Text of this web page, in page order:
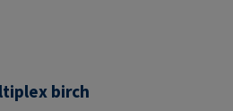
birch